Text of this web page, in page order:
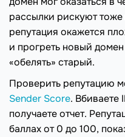
рассылки рискуют тоже
репутация окажется
и прогреть новый
«обелять» старый.
Проверить репутацию
Sender Score. Вбиваете
получаете отчет.
баллах от 0 до 100,